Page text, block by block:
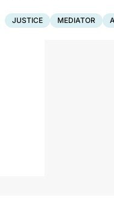
JUSTICE MEDIATOR